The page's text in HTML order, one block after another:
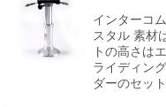
インターコ
スタル 素材
トの高さは
ライディン
ダーのセッ